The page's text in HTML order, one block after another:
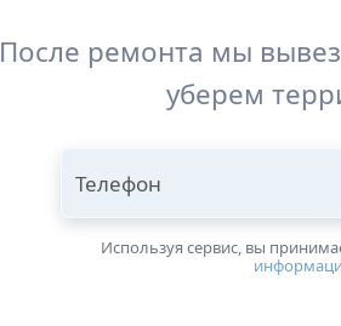
После ремонта мы
уберем
Телефон
Используя сервис, вы